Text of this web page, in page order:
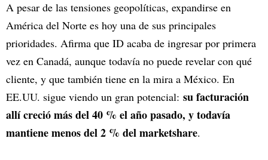
A pesar de las tensiones geopolíticas, expandirse en
América del Norte es hoy una de sus principales
prioridades. Afirma que ID acaba de ingresar por primera
vez en Canadá, aunque todavía no puede revelar con qué
cliente, y que también tiene en la mira a México. En
EE.UU. sigue viendo un gran potencial: su facturación
allí creció más del 40 % el año pasado, y todavía
mantiene menos del 2 % del marketshare.